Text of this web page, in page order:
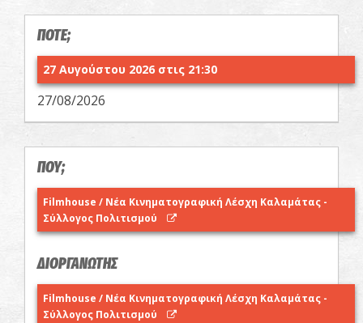
ΠΟΤΕ;
27 Αυγούστου 2026 στις 21:30
27/08/2026
ΠΟΥ;
Filmhouse / Νέα Κινηματογραφική Λέσχη Καλαμάτας -
Σύλλογος Πολιτισμού
ΔΙΟΡΓΑΝΩΤΗΣ
Filmhouse / Νέα Κινηματογραφική Λέσχη Καλαμάτας -
Σύλλογος Πολιτισμού